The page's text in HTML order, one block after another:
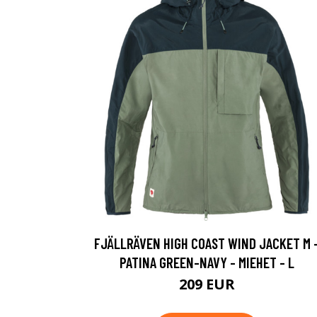
FJÄLLRÄVEN HIGH COAST WIND JACKET M
PATINA GREEN-NAVY - MIEHET - L
209 EUR